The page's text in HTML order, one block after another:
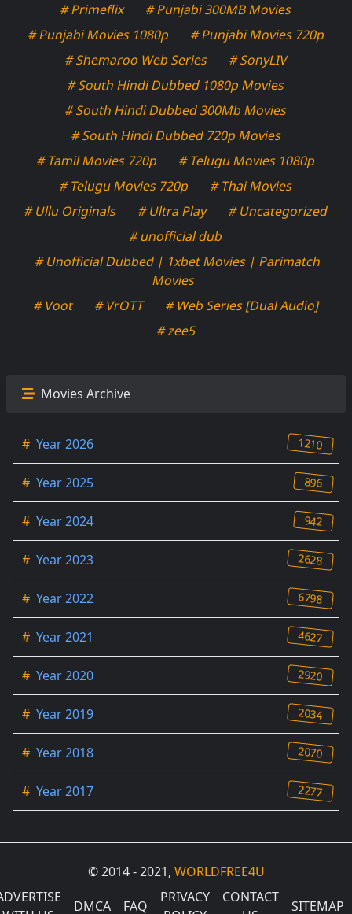
# Primeflix
# Punjabi 300MB Movies
# Punjabi Movies 1080p
# Punjabi Movies 720p
# Shemaroo Web Series
# SonyLIV
# South Hindi Dubbed 1080p Movies
# South Hindi Dubbed 300Mb Movies
# South Hindi Dubbed 720p Movies
# Tamil Movies 720p
# Telugu Movies 1080p
# Telugu Movies 720p
# Thai Movies
# Ullu Originals
# Ultra Play
# Uncategorized
# unofficial dub
# Unofficial Dubbed | 1xbet Movies | Parimatch
Movies
# Voot
# VrOTT
# Web Series [Dual Audio]
# zee5
Movies Archive
# Year 2026 1210
# Year 2025 896
# Year 2024 942
# Year 2023 2628
# Year 2022 6798
# Year 2021 4627
# Year 2020 2920
# Year 2019 2034
# Year 2018 2070
# Year 2017 2277
© 2014 - 2021, WORLDFREE4U
DMCA FAQ
PRIVACY
CONTACT
SITEMAP